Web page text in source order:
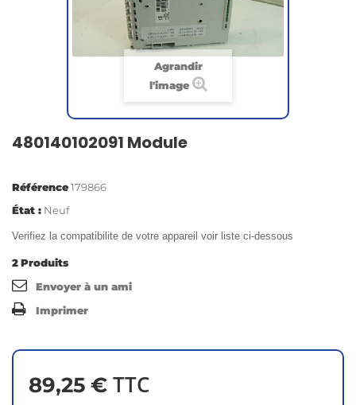
Agrandir
l'image
480140102091 Module
Référence179866
État : Neuf
Verifiez la compatibilite de votre appareil voir liste ci-dessous
2Produits
Envoyer à un ami
Imprimer
89,25 € TTC